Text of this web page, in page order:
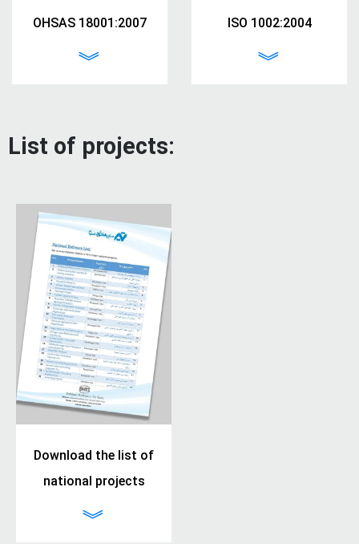
OHSAS 18001:2007
︾
ISO 1002:2004
︾
List of projects:
Download the list of
national projects
︾